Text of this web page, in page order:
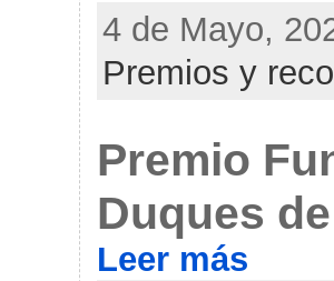
4 de Mayo,
Premios y
Premio
Duques
Leer más